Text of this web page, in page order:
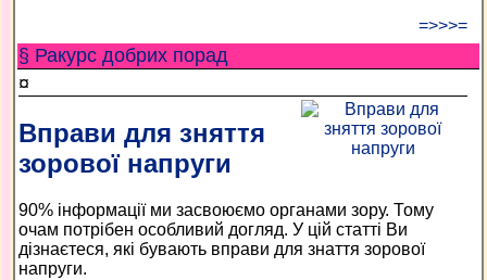
=>>>=
§ Ракурс добрих порад
¤
Вправи для зняття
зорової напруги
90% інформації ми засвоюємо органами зору. Тому
очам потрібен особливий догляд. У цій статті Ви
дізнаєтеся, які бувають вправи для знаття зорової
напруги.